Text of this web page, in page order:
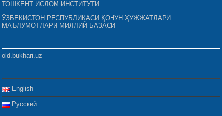
ТОШКЕНТ ИСЛОМ ИНСТИТУТИ
ЎЗБЕКИСТОН РЕСПУБЛИКАСИ ҚОНУН ҲУЖЖАТЛАРИ
МАЪЛУМОТЛАРИ МИЛЛИЙ БАЗАСИ
old.bukhari.uz
English
Русский